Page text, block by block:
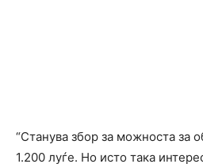
“Станува збор за можноста за
1.200 луѓе. Но исто така